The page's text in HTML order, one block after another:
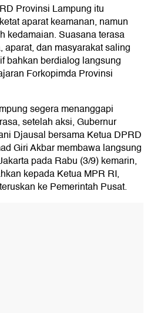
Provinsi Lampung itu
aparat keamanan, namun
kedamaian. Suasana terasa
dan masyarakat saling
bahkan berdialog langsung
Forkopimda Provinsi
segera menanggapi
setelah aksi, Gubernur
Djausal bersama Ketua DPRD
Giri Akbar membawa langsung
pada Rabu (3/9) kemarin,
kepada Ketua MPR RI,
ke Pemerintah Pusat.